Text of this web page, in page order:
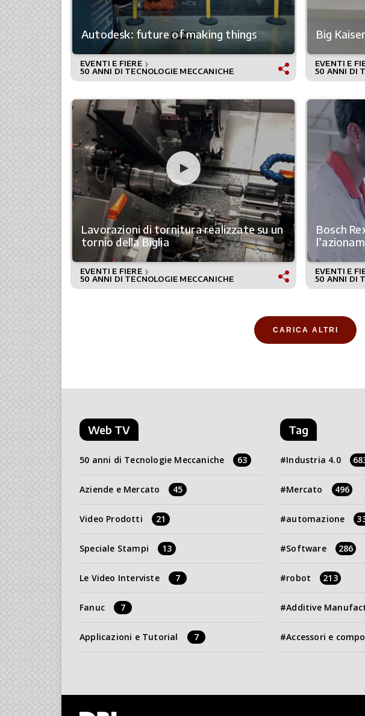
Autodesk: future of making things
EVENTI E FIERE❯
50 ANNI DI TECNOLOGIE MECCANICHE
Big
EVENTI E
50 ANNI DI
Lavorazioni di tornitura realizzate su un
tornio della Biglia
EVENTI E FIERE❯
50 ANNI DI TECNOLOGIE MECCANICHE
Bosch
EVENTI E
50 ANNI DI
CARICA ALTRI
Web TV
50 anni di Tecnologie Meccaniche 63
Aziende e Mercato 45
Video Prodotti 21
Speciale Stampi 13
Le Video Interviste 7
Fanuc 7
Applicazioni e Tutorial 7
Tag
Industria 4.0
Mercato 496
automazione
Software 286
robot 213
Additive
Accessori e